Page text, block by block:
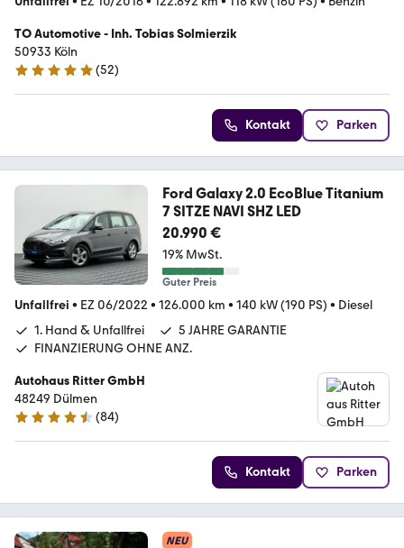
TO Automotive - Inh. Tobias Solmierzik
50933 Köln
5 Sterne
(52)
Kontakt Parken
Ford Galaxy 2.0 EcoBlue Titanium
7 SITZE NAVI SHZ LED
20.990 €
19% MwSt.
Guter Preis
Unfallfrei • EZ 06/2022 • 126.000 km • 140 kW (190 PS) • Diesel
1. Hand & Unfallfrei
5 JAHRE GARANTIE
FINANZIERUNG OHNE ANZ.
Autohaus Ritter GmbH
48249 Dülmen
4.7 Sterne
(84)
Kontakt Parken
NEU